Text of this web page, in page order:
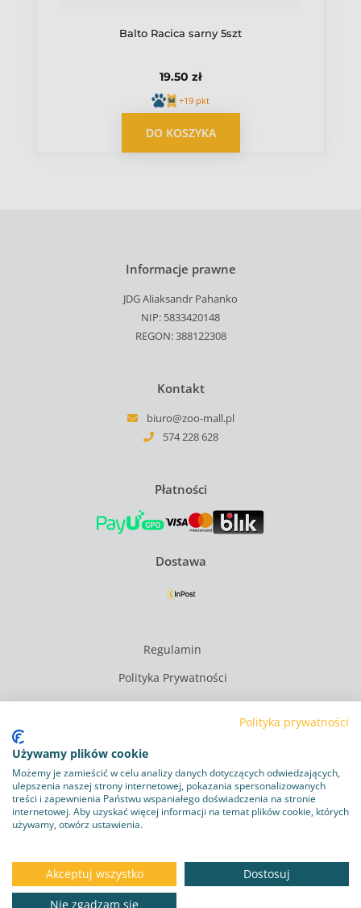
Balto Racica sarny 5szt
19.50 zł
+19 pkt
DO KOSZYKA
Informacje prawne
JDG Aliaksandr Pahanko
NIP: 5833420148
REGON: 388122308
Kontakt
biuro@zoo-mall.pl
574 228 628
Płatności
Dostawa
Regulamin
Polityka Prywatności
Polityka plików cookie
Program lojalnościowy
Dostawa i zwroty
Kontakt
Copyright © 2026 zoo-mall.pl
Polityka prywatności
Używamy plików cookie
Możemy je zamieścić w celu analizy danych dotyczących odwiedzających,
ulepszenia naszej strony internetowej, pokazania spersonalizowanych
treści i zapewnienia Państwu wspaniałego doświadczenia na stronie
internetowej. Aby uzyskać więcej informacji na temat plików cookie, których
używamy, otwórz ustawienia.
Akceptuj wszystko
Dostosuj
Nie zgadzam się